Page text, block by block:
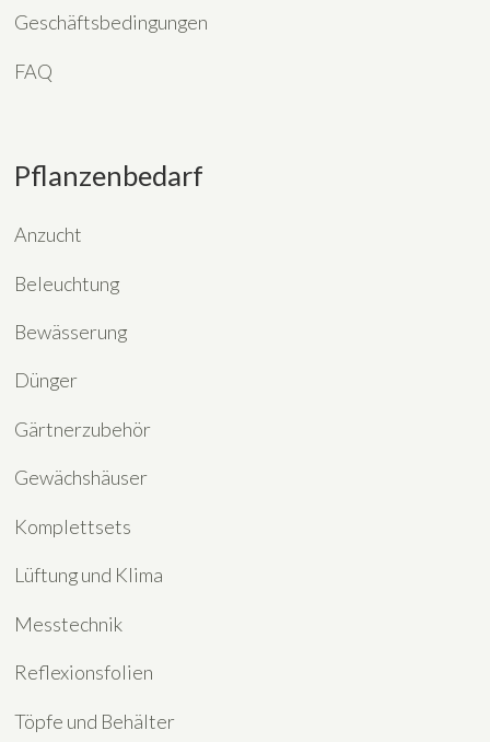
Geschäftsbedingungen
FAQ
Pflanzenbedarf
Anzucht
Beleuchtung
Bewässerung
Dünger
Gärtnerzubehör
Gewächshäuser
Komplettsets
Lüftung und Klima
Messtechnik
Reflexionsfolien
Töpfe und Behälter